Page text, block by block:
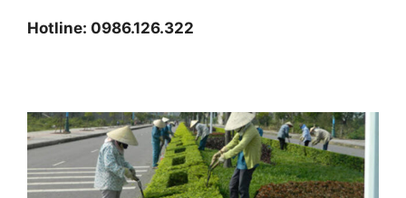
Hotline: 0986.126.322